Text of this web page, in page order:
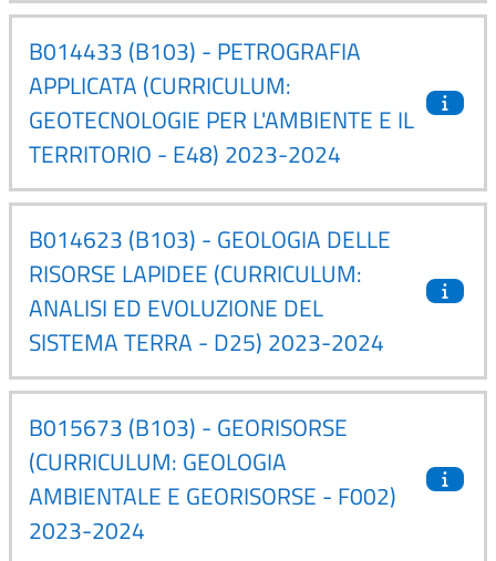
B014433 (B103) - PETROGRAFIA
APPLICATA (CURRICULUM:
GEOTECNOLOGIE PER L'AMBIENTE E IL
TERRITORIO - E48) 2023-2024
B014623 (B103) - GEOLOGIA DELLE
RISORSE LAPIDEE (CURRICULUM:
ANALISI ED EVOLUZIONE DEL
SISTEMA TERRA - D25) 2023-2024
B015673 (B103) - GEORISORSE
(CURRICULUM: GEOLOGIA
AMBIENTALE E GEORISORSE - F002)
2023-2024